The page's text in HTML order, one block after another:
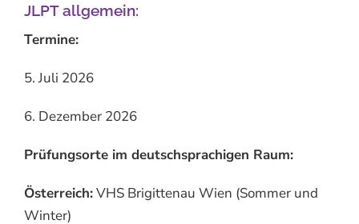
JLPT allgemein:
Termine:
5. Juli 2026
6. Dezember 2026
Prüfungsorte im deutschsprachigen Raum:
Österreich:VHS Brigittenau Wien (Sommer und
Winter)